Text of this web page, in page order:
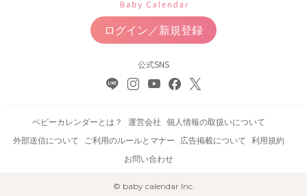
ログイン／新規登録
公式SNS
ベビーカレンダーとは？ 運営会社 個人情報の取扱いについて
外部送信について
ご利用のルールとマナー 広告掲載について 利用規約
お問い合わせ
© baby calendar Inc.